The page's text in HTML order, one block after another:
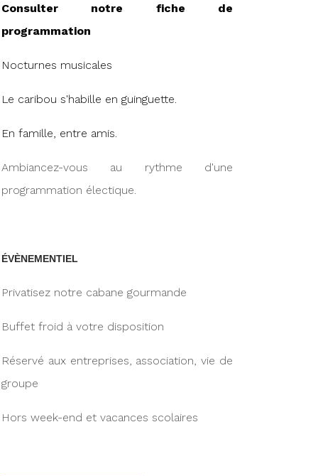
Consulter notre fiche de
programmation
Nocturnes musicales
Le caribou s'habille en guinguette.
En famille, entre amis.
Ambiancez-vous au rythme d'une
programmation électique.
ÉVÈNEMENTIEL
Privatisez notre cabane gourmande
Buffet froid à votre disposition
Réservé aux entreprises, association, vie de
groupe
Hors week-end et vacances scolaires